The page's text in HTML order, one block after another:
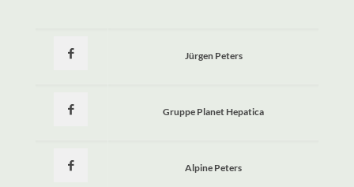
Jürgen Peters
Gruppe Planet Hepatica
Alpine Peters